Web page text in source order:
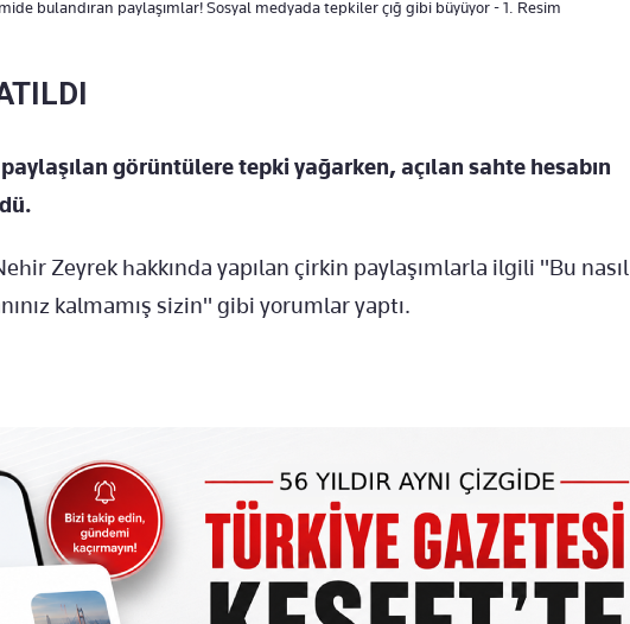
bulandıran paylaşımlar! Sosyal medyada tepkiler çığ gibi büyüyor - 1. Resim
görüntülere tepki yağarken, açılan sahte hesabın
Zeyrek hakkında yapılan çirkin paylaşımlarla ilgili "Bu nasıl
kalmamış sizin" gibi yorumlar yaptı.